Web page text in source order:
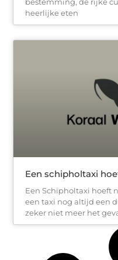
heerlijke eten
Een schipholtaxi
Een Schipholtaxi hoeft
een taxi nog altijd een
zeker niet meer het